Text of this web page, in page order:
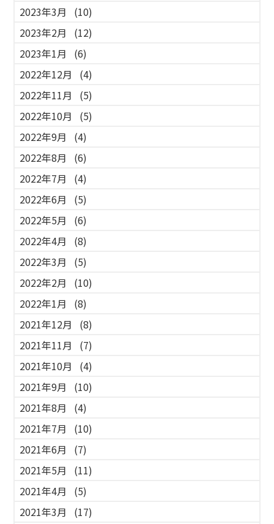
2023年3月
(10)
2023年2月
(12)
2023年1月
(6)
2022年12月
(4)
2022年11月
(5)
2022年10月
(5)
2022年9月
(4)
2022年8月
(6)
2022年7月
(4)
2022年6月
(5)
2022年5月
(6)
2022年4月
(8)
2022年3月
(5)
2022年2月
(10)
2022年1月
(8)
2021年12月
(8)
2021年11月
(7)
2021年10月
(4)
2021年9月
(10)
2021年8月
(4)
2021年7月
(10)
2021年6月
(7)
2021年5月
(11)
2021年4月
(5)
2021年3月
(17)